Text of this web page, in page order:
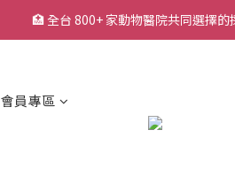
🏥 全台 800+ 家動物醫院共同選擇的
🏥 全台 800+ 家動物醫院共同選擇的
🔥 熱銷耗材持續補貨中，降低缺貨等
會員專區